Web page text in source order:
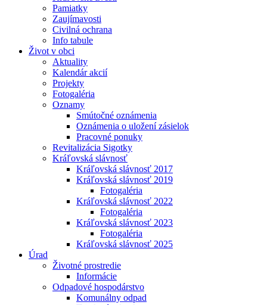
Pamiatky
Zaujímavosti
Civilná ochrana
Info tabule
Život v obci
Aktuality
Kalendár akcií
Projekty
Fotogaléria
Oznamy
Smútočné oznámenia
Oznámenia o uložení zásielok
Pracovné ponuky
Revitalizácia Sigotky
Kráľovská slávnosť
Kráľovská slávnosť 2017
Kráľovská slávnosť 2019
Fotogaléria
Kráľovská slávnosť 2022
Fotogaléria
Kráľovská slávnosť 2023
Fotogaléria
Kráľovská slávnosť 2025
Úrad
Životné prostredie
Informácie
Odpadové hospodárstvo
Komunálny odpad